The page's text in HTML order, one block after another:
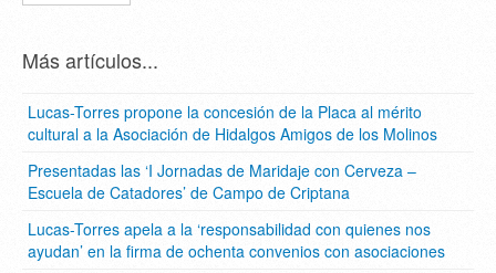
Más artículos...
Lucas-Torres propone la concesión de la Placa al mérito
cultural a la Asociación de Hidalgos Amigos de los Molinos
Presentadas las ‘I Jornadas de Maridaje con Cerveza –
Escuela de Catadores’ de Campo de Criptana
Lucas-Torres apela a la ‘responsabilidad con quienes nos
ayudan’ en la firma de ochenta convenios con asociaciones